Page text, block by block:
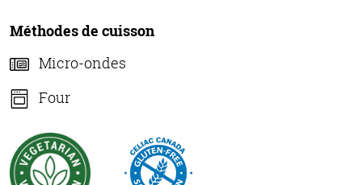
Méthodes de cuisson
Micro-ondes
Four